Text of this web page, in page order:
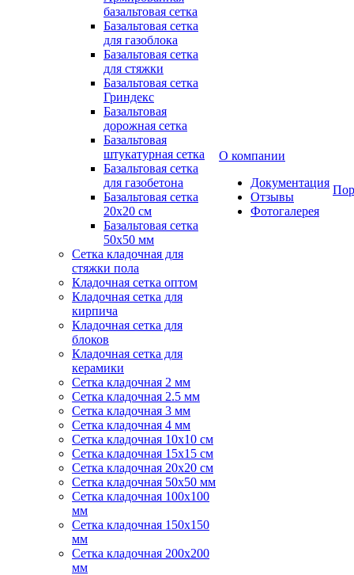
базальтовая сетка
Базальтовая сетка
для газоблока
Базальтовая сетка
для стяжки
Базальтовая сетка
Гриндекс
Базальтовая
дорожная сетка
Базальтовая
штукатурная сетка
Базальтовая сетка
для газобетона
Базальтовая сетка
20x20 см
Базальтовая сетка
50x50 мм
Сетка кладочная для
стяжки пола
Кладочная сетка оптом
Кладочная сетка для
кирпича
Кладочная сетка для
блоков
Кладочная сетка для
керамики
Сетка кладочная 2 мм
Сетка кладочная 2.5 мм
Сетка кладочная 3 мм
Сетка кладочная 4 мм
Сетка кладочная 10x10 см
Сетка кладочная 15x15 см
Сетка кладочная 20x20 см
Сетка кладочная 50x50 мм
Сетка кладочная 100x100
мм
Сетка кладочная 150x150
мм
Сетка кладочная 200x200
мм
О компании
Документация
Отзывы
Фотогалерея